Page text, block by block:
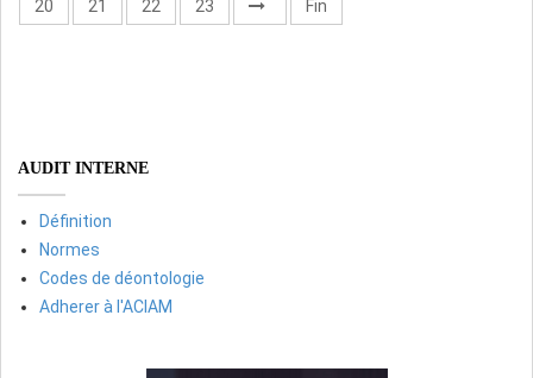
20 21 22 23 Fin
AUDIT INTERNE
Définition
Normes
Codes de déontologie
Adherer à l'ACIAM